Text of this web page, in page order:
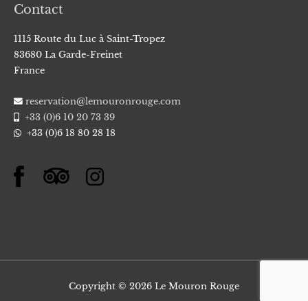
Contact
1115 Route du Luc à Saint-Tropez
83680 La Garde-Freinet
France
reservation@lemouronrouge.com
+33 (0)6 10 20 73 39
+33 (0)6 18 80 28 18
Copyright © 2026 Le Mouron Rouge